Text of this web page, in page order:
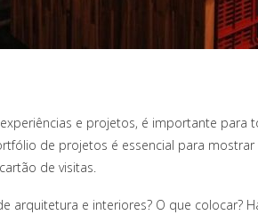
e projetos, é importante para
de projetos é essencial para
de visitas.
arquitetura e interiores? O que colocar?